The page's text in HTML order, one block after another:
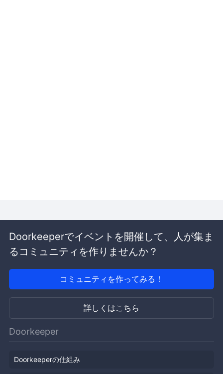
Doorkeeperでイベントを開催して、人が集ま
るコミュニティを作りませんか？
コミュニティを作ってみる！
詳しくはこちら
Doorkeeper
Doorkeeperの仕組み